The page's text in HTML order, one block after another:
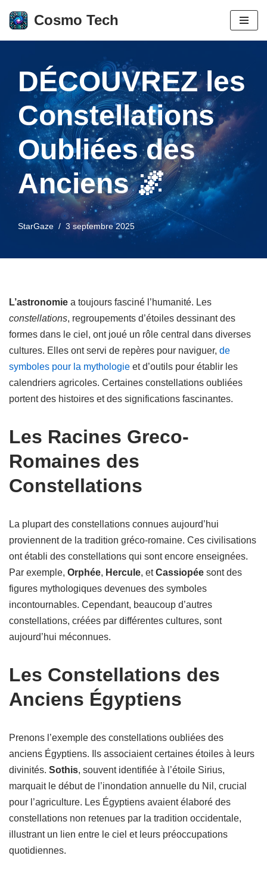
Aller
Cosmo Tech
DÉCOUVREZ les
Constellations
Oubliées des
Anciens 🌌
StarGaze 3 septembre 2025
L’astronomie a toujours fasciné l’humanité. Les
constellations, regroupements d’étoiles dessinant des
formes dans le ciel, ont joué un rôle central dans diverses
cultures. Elles ont servi de repères pour naviguer, de
symboles pour la mythologie et d’outils pour établir les
calendriers agricoles. Certaines constellations oubliées
portent des histoires et des significations fascinantes.
Les Racines Greco-
Romaines des
Constellations
La plupart des constellations connues aujourd’hui
proviennent de la tradition gréco-romaine. Ces civilisations
ont établi des constellations qui sont encore enseignées.
Par exemple, Orphée, Hercule, etCassiopée sont des
figures mythologiques devenues des symboles
incontournables. Cependant, beaucoup d’autres
constellations, créées par différentes cultures, sont
aujourd’hui méconnues.
Les Constellations des
Anciens Égyptiens
Prenons l’exemple des constellations oubliées des
anciens Égyptiens. Ils associaient certaines étoiles à leurs
divinités. Sothis, souvent identifiée à l’étoile Sirius,
marquait le début de l’inondation annuelle du Nil, crucial
pour l’agriculture. Les Égyptiens avaient élaboré des
constellations non retenues par la tradition occidentale,
illustrant un lien entre le ciel et leurs préoccupations
quotidiennes.